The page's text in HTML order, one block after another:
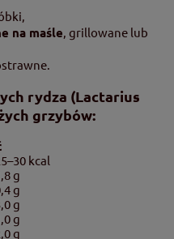
na maśle, grillowane lub
rydza (Lactarius
grzybów:
kcal
g
g
g
g
g